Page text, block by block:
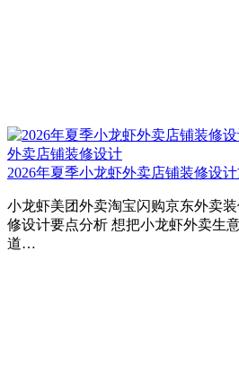
外卖店铺装修设计
2026年夏季小龙虾外卖店铺装修设
小龙虾美团外卖淘宝闪购京东外卖
修设计要点分析 想把小龙虾外卖生
道…